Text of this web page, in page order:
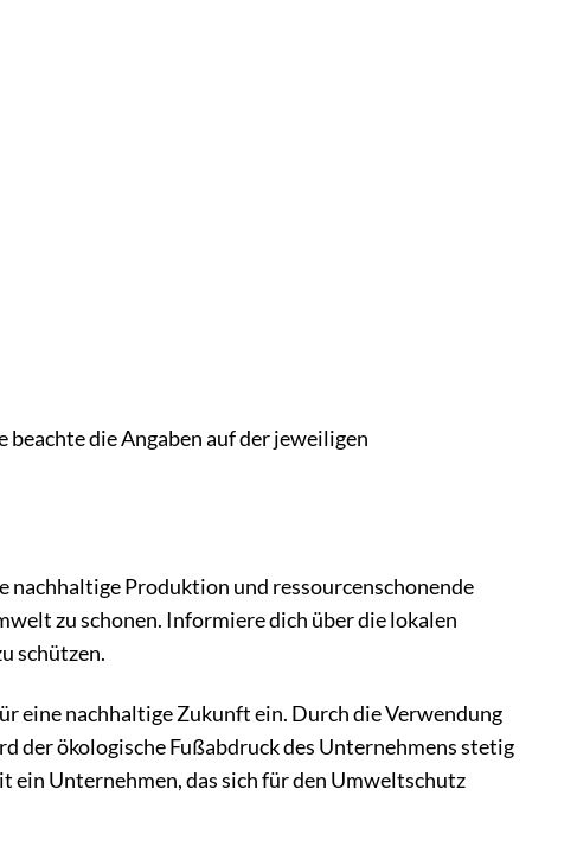
die Angaben auf der jeweiligen
nachhaltige Produktion und ressourcenschonende
zu schonen. Informiere dich über die lokalen
schützen.
eine nachhaltige Zukunft ein. Durch die Verwendung
der ökologische Fußabdruck des Unternehmens stetig
ein Unternehmen, das sich für den Umweltschutz